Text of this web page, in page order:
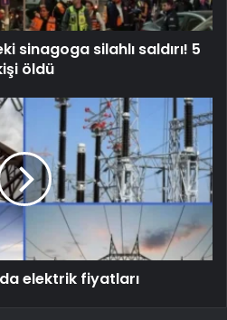
sinagoga silahlı saldırı! 5
öldü
elektrik fiyatları